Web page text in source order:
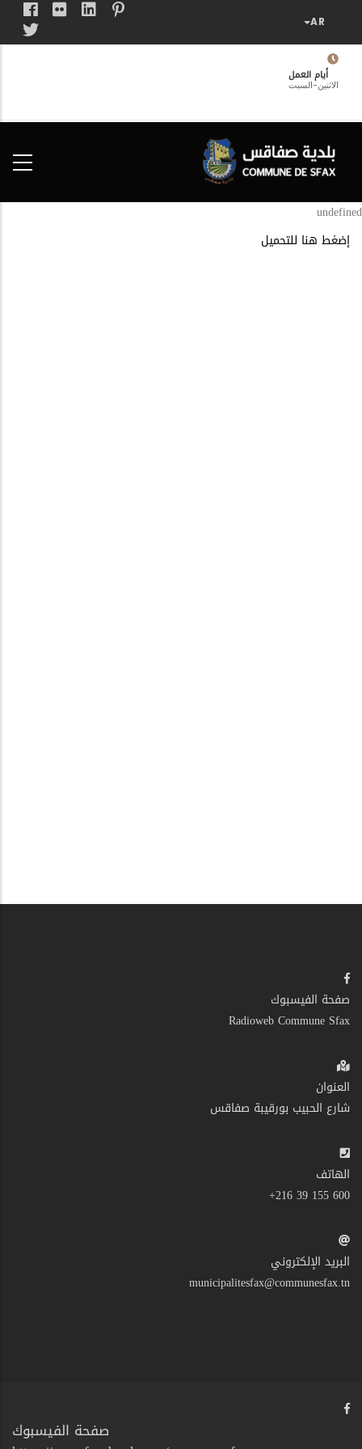
المحتوى
الرئيسيأيام العمل
الاثنين-السبت
undefined
إضغط هنا للتحميل
صفحة الفيسبوك
Radioweb Commune Sfax
العنوان
شارع الحبيب بورقيبة صفاقس
الهاتف
600 155 39 216+
البريد الإلكتروني
municipalitesfax@communesfax.tn
صفحة الفيسبوك